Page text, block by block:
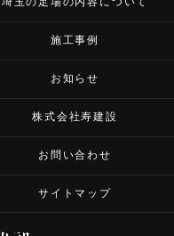
施工事例
お知らせ
株式会社寿建設
お問い合わせ
サイトマップ